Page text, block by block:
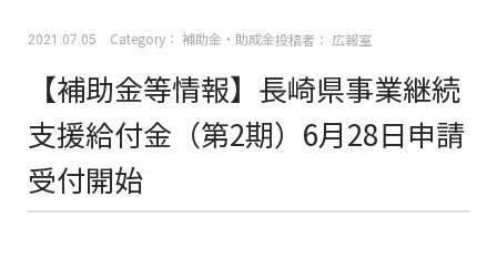
2021.07.05 Category： 補助金・助成金投稿者： 広報室
【補助金等情報】長崎県事業継続
支援給付金（第2期）6月28日申請
受付開始